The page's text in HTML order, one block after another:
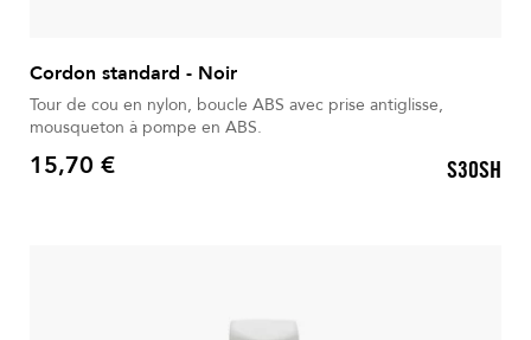
Cordon standard - Noir
Tour de cou en nylon, boucle ABS avec prise antiglisse,
mousqueton à pompe en ABS.
Prix
15,70 € S30SH